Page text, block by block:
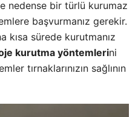
nedense bir türlü kurumaz
başvurmanız gerekir.
kısa sürede kurutmanız
oje kurutma yöntemlerini
tırnaklarınızın sağlının